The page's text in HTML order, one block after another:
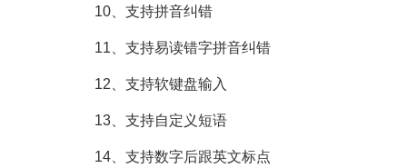
10、支持拼音纠错
11、支持易读错字拼音纠错
12、支持软键盘输入
13、支持自定义短语
14、支持数字后跟英文标点